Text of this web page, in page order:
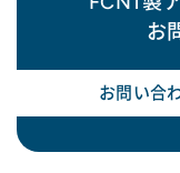
お
お問い合